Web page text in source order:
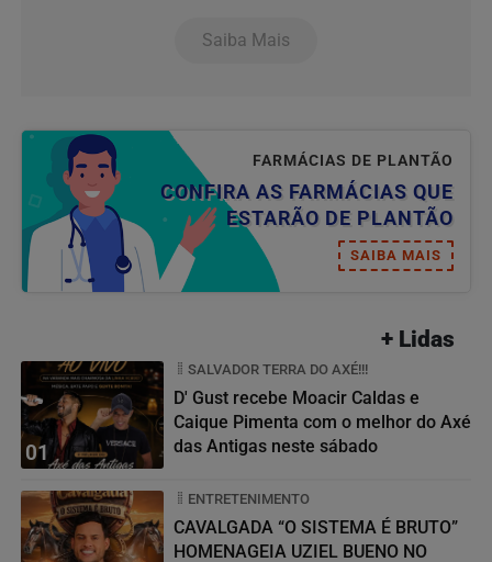
Saiba Mais
FARMÁCIAS DE PLANTÃO
CONFIRA AS FARMÁCIAS QUE
ESTARÃO DE PLANTÃO
SAIBA MAIS
+ Lidas
01
SALVADOR TERRA DO AXÉ!!!
D' Gust recebe Moacir Caldas e
Caique Pimenta com o melhor do Axé
das Antigas neste sábado
ENTRETENIMENTO
CAVALGADA “O SISTEMA É BRUTO”
HOMENAGEIA UZIEL BUENO NO